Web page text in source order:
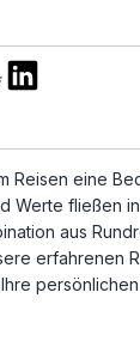
Reisen eine
Werte fließen
aus
erfahrenen